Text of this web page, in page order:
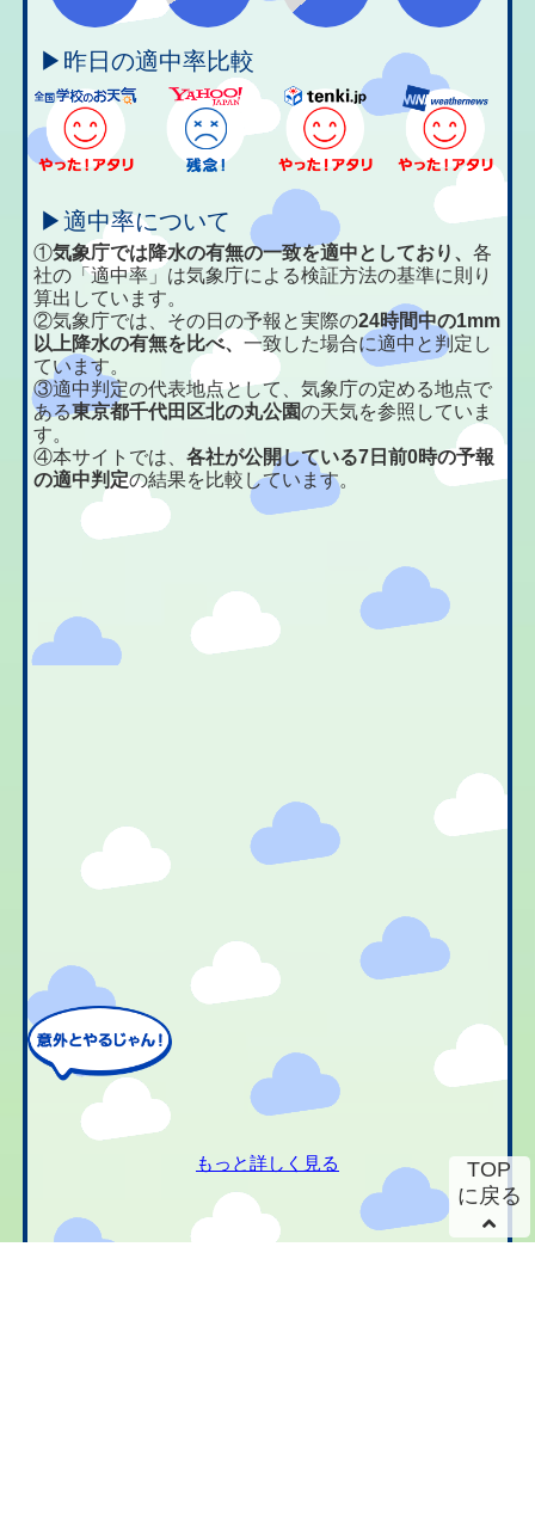
▶昨日の適中率比較
▶適中率について
①気象庁では降水の有無の一致を適中としており、各
社の「適中率」は気象庁による検証方法の基準に則り
算出しています。
②気象庁では、その日の予報と実際の24時間中の1mm
以上降水の有無を比べ、一致した場合に適中と判定し
ています。
③適中判定の代表地点として、気象庁の定める地点で
ある東京都千代田区北の丸公園の天気を参照していま
す。
④本サイトでは、各社が公開している7日前0時の予報
の適中判定の結果を比較しています。
もっと詳しく見る
TOP
に戻る